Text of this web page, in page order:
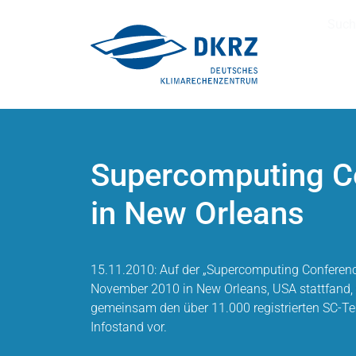
Supercomputing
in New Orleans
15.11.2010: Auf der „Supercomputing
November 2010 in New Orleans, USA
gemeinsam den über 11.000 registrierten SC-
Infostand vor.